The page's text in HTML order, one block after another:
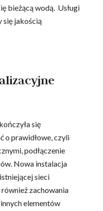
bieżącą wodą. Usługi
się jakością
się
o prawidłowe, czyli
podłączenie
Nowa instalacja
sieci
zachowania
elementów